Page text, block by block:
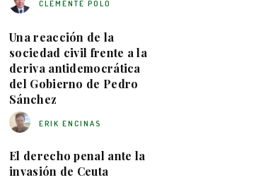
CLEMENTE POLO
Una reacción de la
sociedad civil frente a la
deriva antidemocrática
del Gobierno de Pedro
Sánchez
ERIK ENCINAS
El derecho penal ante la
invasión de Ceuta